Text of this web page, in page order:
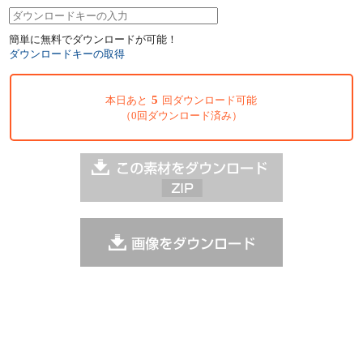
簡単に無料でダウンロードが可能！
ダウンロードキーの取得
本日あと 5 回ダウンロード可能
（0回ダウンロード済み）